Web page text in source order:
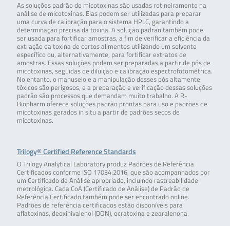
As soluções padrão de micotoxinas são usadas rotineiramente na
análise de micotoxinas. Elas podem ser utilizadas para preparar
uma curva de calibração para o sistema HPLC, garantindo a
determinação precisa da toxina. A solução padrão também pode
ser usada para fortificar amostras, a fim de verificar a eficiência da
extração da toxina de certos alimentos utilizando um solvente
específico ou, alternativamente, para fortificar extratos de
amostras. Essas soluções podem ser preparadas a partir de pós de
micotoxinas, seguidas de diluição e calibração espectrofotométrica.
No entanto, o manuseio e a manipulação desses pós altamente
tóxicos são perigosos, e a preparação e verificação dessas soluções
padrão são processos que demandam muito trabalho. A R-
Biopharm oferece soluções padrão prontas para uso e padrões de
micotoxinas gerados in situ a partir de padrões secos de
micotoxinas.
Trilogy® Certified Reference Standards
O Trilogy Analytical Laboratory produz Padrões de Referência
Certificados conforme ISO 17034:2016, que são acompanhados por
um Certificado de Análise apropriado, incluindo rastreabilidade
metrológica. Cada CoA (Certificado de Análise) de Padrão de
Referência Certificado também pode ser encontrado online.
Padrões de referência certificados estão disponíveis para
aflatoxinas, deoxinivalenol (DON), ocratoxina e zearalenona.